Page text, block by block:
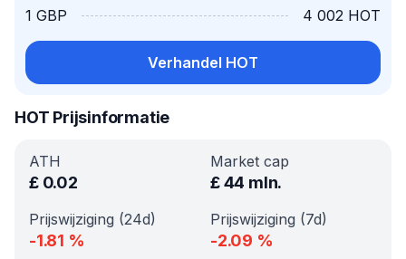
1 GBP 4 002 HOT
Verhandel HOT
HOT Prijsinformatie
ATH
£ 0.02
Market cap
£44 mln.
Prijswijziging (24d)
-1.81 %
Prijswijziging (7d)
-2.09 %